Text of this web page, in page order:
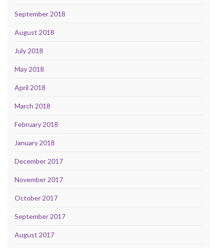
September 2018
August 2018
July 2018
May 2018
April 2018
March 2018
February 2018
January 2018
December 2017
November 2017
October 2017
September 2017
August 2017